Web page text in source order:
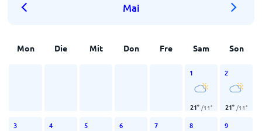
Mai
Mon Die Mit Don Fre Sam Son
1
21° /11°
2
21° /11°
3 4 5 6 7 8 9